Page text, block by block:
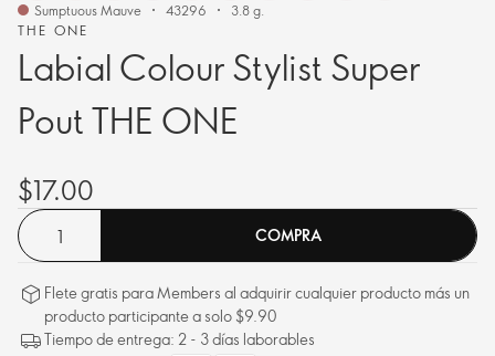
THE ONE
Labial Colour Stylist Super
Pout THE ONE
Sumptuous Mauve 43296 3.8 g.
$17.00
COMPRA
Flete gratis para Members al adquirir cualquier producto más un
producto participante a solo $9.90
Tiempo de entrega: 2 - 3 días laborables